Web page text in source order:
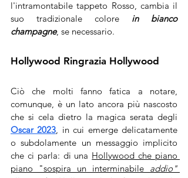
l'intramontabile tappeto Rosso, cambia il
suo tradizionale colore in bianco
champagne, se necessario.
Hollywood Ringrazia Hollywood
Ciò che molti fanno fatica a notare,
comunque, è un lato ancora più nascosto
Oscar 2023 , in cui emerge delicatamente
o subdolamente un messaggio implicito
che ci parla: di una Hollywood che piano
piano "sospira un interminabile addio"